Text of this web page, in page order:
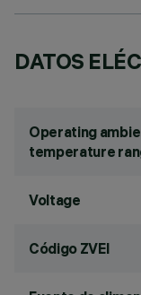
DATOS
Operating
temperature
Voltage
Código ZVEI